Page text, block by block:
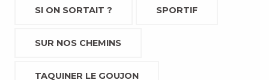
SI ON SORTAIT ? SPORTIF
SUR NOS CHEMINS
TAQUINER LE GOUJON